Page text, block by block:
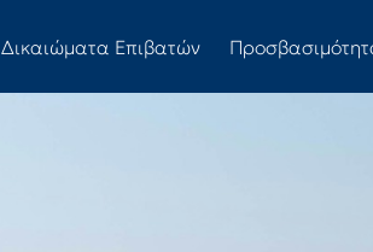
Δικαιώματα Επιβατών